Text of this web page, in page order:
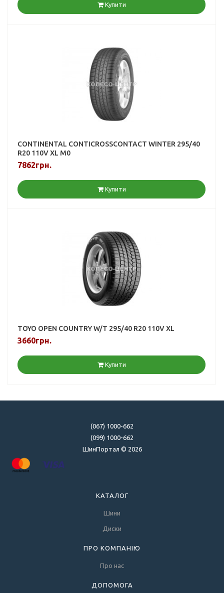
Купити
CONTINENTAL CONTICROSSCONTACT WINTER 295/40
R20 110V XL M0
7862грн.
Купити
TOYO OPEN COUNTRY W/T 295/40 R20 110V XL
3660грн.
Купити
(067) 1000-662
(099) 1000-662
ШинПортал © 2026
КАТАЛОГ
Шини
Диски
ПРО КОМПАНІЮ
Про нас
ДОПОМОГА